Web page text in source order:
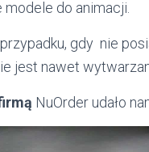
do animacji.
gdy nie
jest nawet
NuOrder udało